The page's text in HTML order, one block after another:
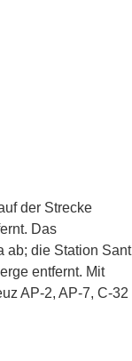
der Strecke
Das
ab; die Station Sant
entfernt. Mit
AP-2, AP-7, C-32